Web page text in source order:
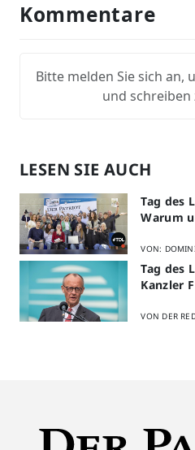
Kommentare
Bitte melden Sie sich an,
und schreiben
LESEN SIE AUCH
Tag des
Warum
VON:
Tag des
Kanzler
VON DER